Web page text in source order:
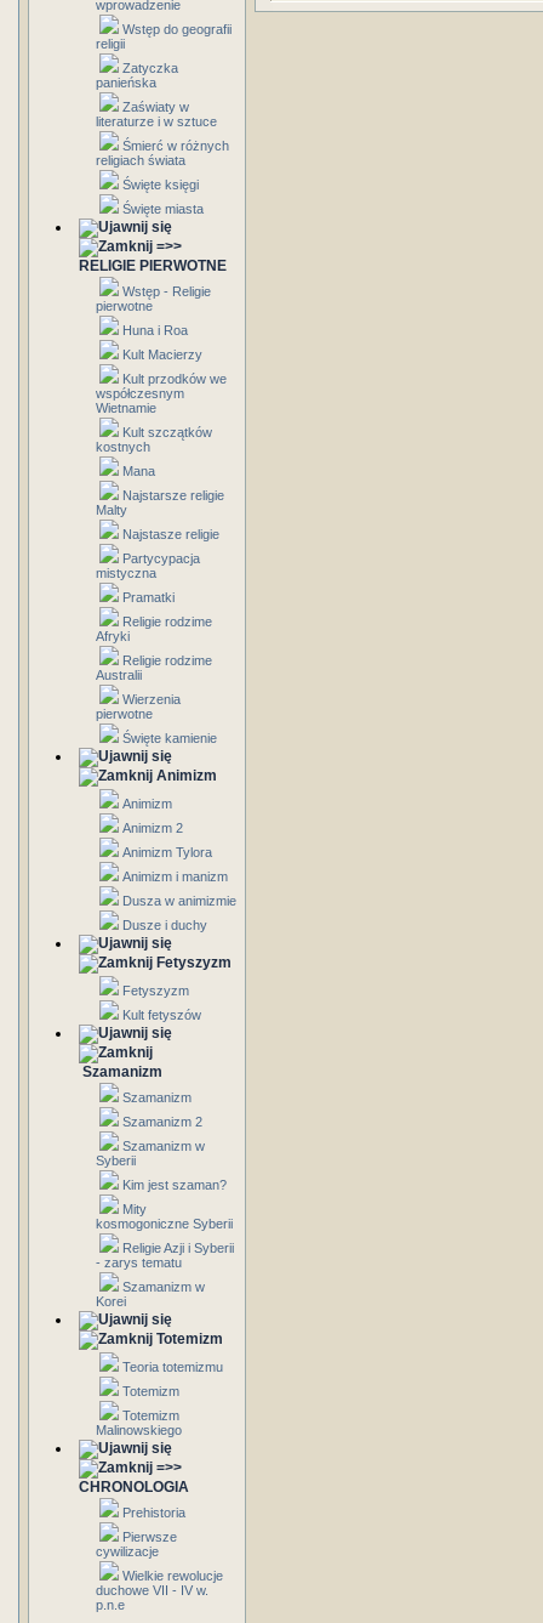
wprowadzenie
Wstęp do geografii
religii
Zatyczka
panieńska
Zaświaty w
literaturze i w sztuce
Śmierć w różnych
religiach świata
Święte księgi
Święte miasta
=>>
RELIGIE PIERWOTNE
Wstęp - Religie
pierwotne
Huna i Roa
Kult Macierzy
Kult przodków we
współczesnym
Wietnamie
Kult szczątków
kostnych
Mana
Najstarsze religie
Malty
Najstasze religie
Partycypacja
mistyczna
Pramatki
Religie rodzime
Afryki
Religie rodzime
Australii
Wierzenia
pierwotne
Święte kamienie
Animizm
Animizm
Animizm 2
Animizm Tylora
Animizm i manizm
Dusza w animizmie
Dusze i duchy
Fetyszyzm
Fetyszyzm
Kult fetyszów
Szamanizm
Szamanizm
Szamanizm 2
Szamanizm w
Syberii
Kim jest szaman?
Mity
kosmogoniczne Syberii
Religie Azji i Syberii
- zarys tematu
Szamanizm w
Korei
Totemizm
Teoria totemizmu
Totemizm
Totemizm
Malinowskiego
=>>
CHRONOLOGIA
Prehistoria
Pierwsze
cywilizacje
Wielkie rewolucje
duchowe VII - IV w.
p.n.e